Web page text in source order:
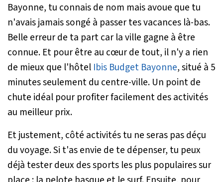
Bayonne, tu connais de nom mais avoue que tu
n'avais jamais songé à passer tes vacances là-bas.
Belle erreur de ta part car la ville gagne à être
connue. Et pour être au cœur de tout, il n'y a rien
de mieux que l'hôtel Ibis Budget Bayonne, situé à 5
minutes seulement du centre-ville. Un point de
chute idéal pour profiter facilement des activités
au meilleur prix.
Et justement, côté activités tu ne seras pas déçu
du voyage. Si t'as envie de te dépenser, tu peux
déjà tester deux des sports les plus populaires sur